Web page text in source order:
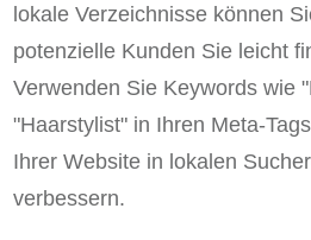
lokale Verzeichnisse können
potenzielle Kunden Sie leicht
Verwenden Sie Keywords wie
"Haarstylist" in Ihren Meta-
Ihrer Website in lokalen
verbessern.